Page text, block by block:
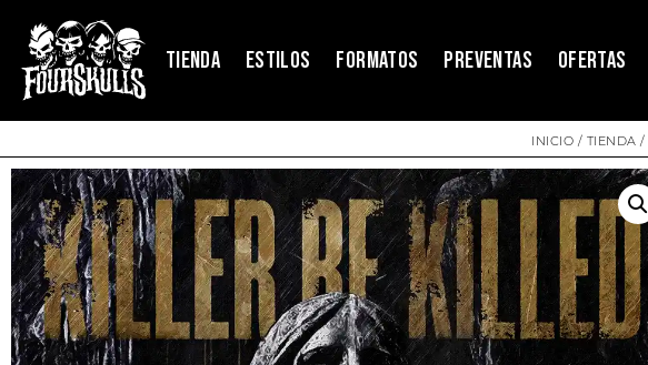
TIENDA ESTILOS FORMATOS PREVENTAS OFERTAS
INICIO / TIENDA /